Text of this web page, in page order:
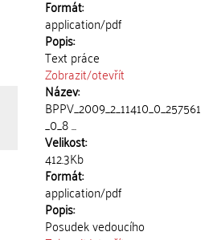
Formát:
application/pdf
Popis:
Text práce
Zobrazit/otevřít
Název:
BPPV_2009_2_11410_0_257561
_0_8 ...
Velikost:
412.3Kb
Formát:
application/pdf
Popis:
Posudek vedoucího